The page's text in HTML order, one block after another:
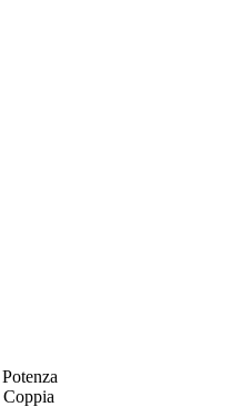
Potenza
Coppia